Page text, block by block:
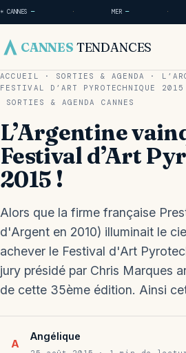
☀ CANNES — · MER— ·
CANNES TENDANCES
ACCUEIL · SORTIES & AGENDA ·
FESTIVAL D’ART PYROTECHNIQUE
SORTIES & AGENDA
CANNES
L’Argentine
Festival d’Art
2015 !
Alors que la firme française
d'Argent en 2010) illuminait le
achever le Festival d'Art
jury présidé par Chris Marques
de cette 35ème édition. Ainsi
A
Angélique